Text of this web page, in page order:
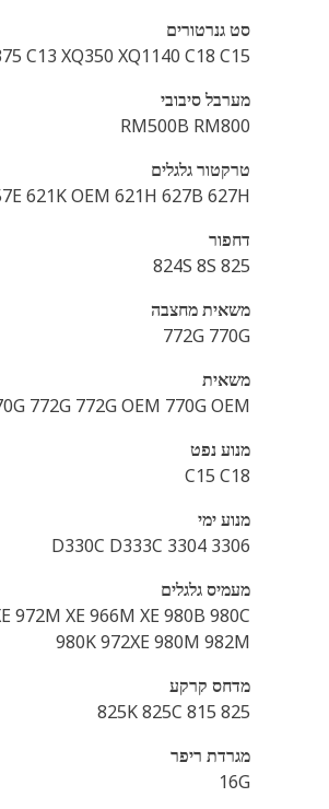
סט גנרטורים
C13 XQ350 XQ1140 C18 C15
מערבל סיבובי
RM500B RM800
טרקטור גלגלים
621K OEM 621H 627B 627H
דחפור
824S 8S 825
משאית מחצבה
772G 770G
משאית
772G 772G OEM 770G OEM
מנוע נפט
C15 C18
מנוע ימי
D330C D333C 3304 3306
מעמיס גלגלים
972M XE 966M XE 980B 980C
980K 972XE 980M 982M
מדחס קרקע
825 825K 825C 815
מגרדת ריפר
16G